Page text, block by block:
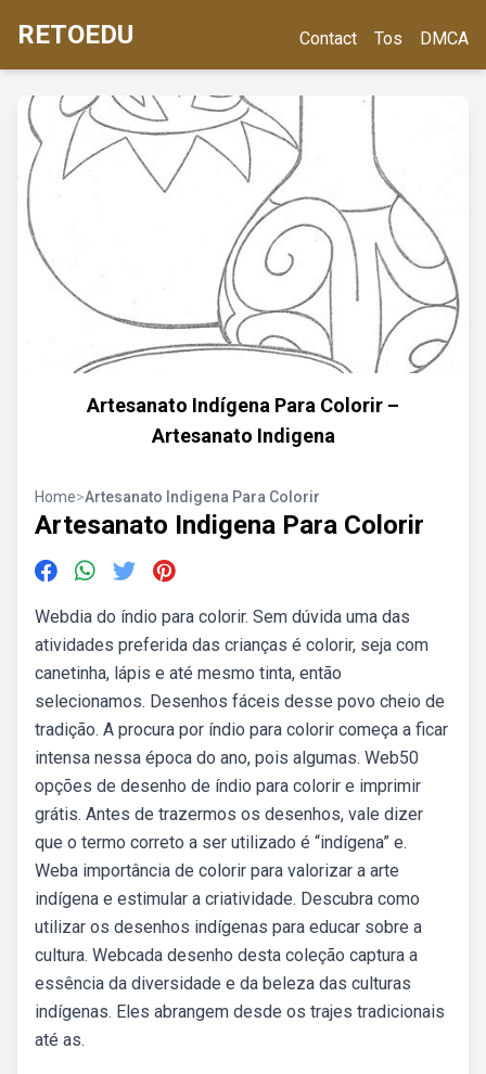
RETOEDU Contact Tos DMCA
Artesanato Indígena Para Colorir –
Artesanato Indigena
Home>Artesanato Indigena Para Colorir
Artesanato Indigena Para Colorir
Webdia do índio para colorir. Sem dúvida uma das
atividades preferida das crianças é colorir, seja com
canetinha, lápis e até mesmo tinta, então
selecionamos. Desenhos fáceis desse povo cheio de
tradição. A procura por índio para colorir começa a ficar
intensa nessa época do ano, pois algumas. Web50
opções de desenho de índio para colorir e imprimir
grátis. Antes de trazermos os desenhos, vale dizer
que o termo correto a ser utilizado é “indígena” e.
Weba importância de colorir para valorizar a arte
indígena e estimular a criatividade. Descubra como
utilizar os desenhos indígenas para educar sobre a
cultura. Webcada desenho desta coleção captura a
essência da diversidade e da beleza das culturas
indígenas. Eles abrangem desde os trajes tradicionais
até as.